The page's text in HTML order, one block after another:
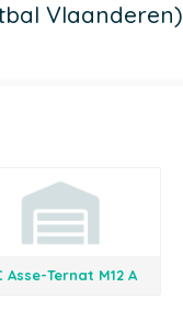
Vlaanderen)
Asse-Ternat M12 A